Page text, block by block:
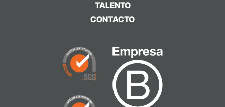
TALENTO
CONTACTO